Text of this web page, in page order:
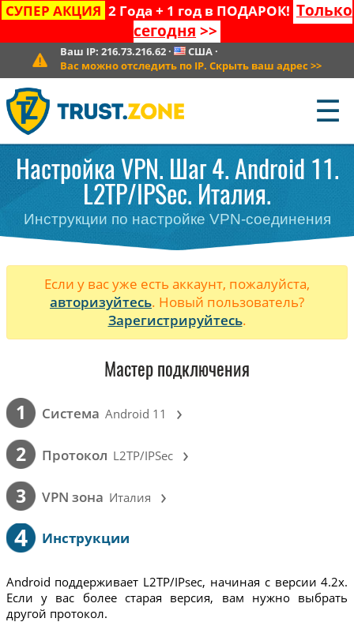
СУПЕР АКЦИЯ 2 Года + 1 год в ПОДАРОК! Только
сегодня >>
Ваш IP: 216.73.216.62· США·
Вас можно отследить по IP. Скрыть ваш адрес >>
☰
Настройка VPN. Шаг 4. Android 11.
L2TP/IPSec. Италия.
Инструкции по настройке VPN-соединения
Если у вас уже есть аккаунт, пожалуйста,
авторизуйтесь. Новый пользователь?
Зарегистрируйтесь.
Мастер подключения
1 Cистема Android 11 ›
2 Протокол L2TP/IPSec ›
3 VPN зона Италия ›
4 Инструкции
Android поддерживает L2TP/IPsec, начиная с версии 4.2x.
Если у вас более старая версия, вам нужно выбрать
другой протокол.